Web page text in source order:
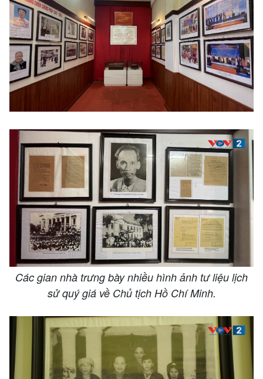
Các gian nhà trưng bày nhiều hình ảnh tư liệu lịch
sử quý giá về Chủ tịch Hồ Chí Minh.